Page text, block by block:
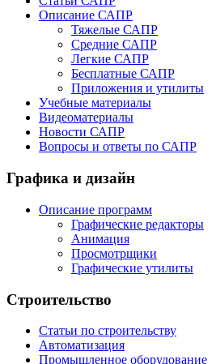
Описание САПР
Тяжелые САПР
Средние САПР
Легкие САПР
Бесплатные САПР
Приложения и утилиты
Учебные материалы
Видеоматериалы
Новости САПР
Вопросы и ответы по САПР
Графика и дизайн
Описание программ
Графические редакторы
Анимация
Просмотрщики
Графические утилиты
Строительство
Статьи по строительству
Автоматизация
Промышленное оборудование